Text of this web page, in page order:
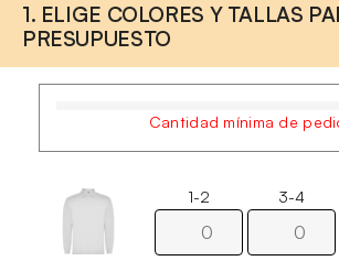
1. ELIGE COLORES Y TALLAS
PRESUPUESTO
Cantidad mínima de
1-2 3-4